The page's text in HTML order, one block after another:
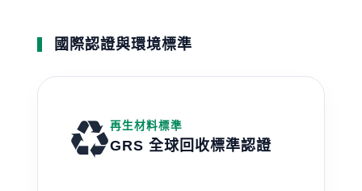
國際認證與環境標準
♻️再生材料標準
GRS 全球回收標準認證